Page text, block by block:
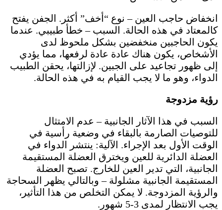
انخفاض حاجب العين – نوع “أخف” أكثر. الجفن يفتح
كالمعتاد في هذه الحالة. السبب – خطأ طبيبي. عندما
يكون الحاجبين منخفضين بشكل ملحوظ لدى
الأشخاص، يكون هناك عادة عادة لرفعها، مما يؤدي
إلى ظهور تجاعيد على الجبين. لإزالتها، يحقن الطبيب
الدواء، وهو ما لا يجب القيام به في هذه الحالة.
رؤية مزدوجة
السبب في هذا الآثار الجانبية – عدم الامتثال
للتوصيات الصارمة بالبقاء في وضعية رأسية في
الوقت الأول بعد الإجراء. الآلية: ينتشر الدواء في
العضلة الدائرية للعين ويخترق العضلة المستقيمة
الجانبية، التي تدير العين للخارج. تصبح العضلة
المستقيمة الجانبية مشلولة – وبالتالي يظهر السحاجة
والرؤية المزدوجة. لا يمكن التخلص من هذا التأثير،
يجب الانتظار لمدى 3-5 شهور.